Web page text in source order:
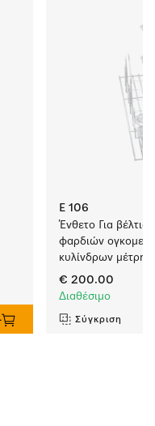
E 106
Ένθετο Για
φαρδιών
κυλίνδρων
€ 200.00
Διαθέσιμο
Σύγκριση